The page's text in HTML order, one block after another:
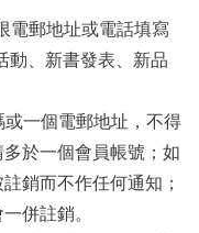
電郵地址或電話填寫
動、新書發表、新品
一個電郵地址，不得
於一個會員帳號；如
銷而不作任何通知；
併註銷。